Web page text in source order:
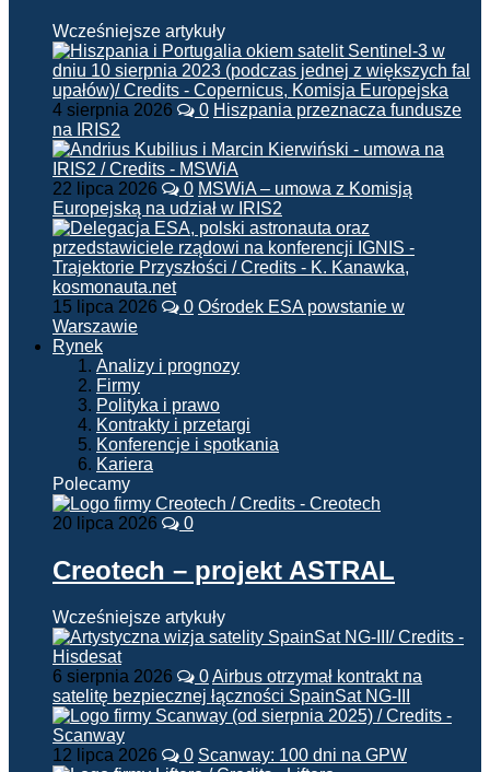
Wcześniejsze artykuły
4 sierpnia 2026 0 Hiszpania przeznacza fundusze
na IRIS2
22 lipca 2026 0 MSWiA – umowa z Komisją
Europejską na udział w IRIS2
15 lipca 2026 0 Ośrodek ESA powstanie w
Warszawie
Rynek
Analizy i prognozy
Firmy
Polityka i prawo
Kontrakty i przetargi
Konferencje i spotkania
Kariera
Polecamy
20 lipca 2026 0
Creotech – projekt ASTRAL
Wcześniejsze artykuły
6 sierpnia 2026 0Airbus otrzymał kontrakt na
satelitę bezpiecznej łączności SpainSat NG-III
12 lipca 2026 0 Scanway: 100 dni na GPW